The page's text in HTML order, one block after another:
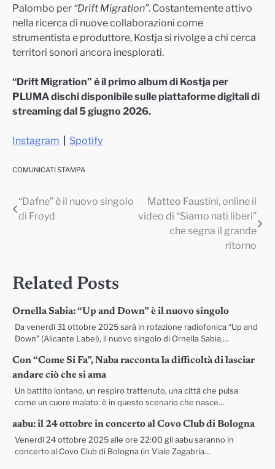
Palombo per “Drift Migration”. Costantemente attivo
nella ricerca di nuove collaborazioni come
strumentista e produttore, Kostja si rivolge a chi cerca
territori sonori ancora inesplorati.
“Drift Migration” è il primo album di Kostja per
PLUMA dischi disponibile sulle piattaforme digitali di
streaming dal 5 giugno 2026.
Instagram | Spotify
COMUNICATI STAMPA
Navigazione
“Dafne” è il nuovo singolo
di Froyd
Matteo Faustini, online il
video di “Siamo nati liberi”
che segna il grande
ritorno
Related Posts
Ornella Sabia: “Up and Down” è il nuovo singolo
Da venerdì 31 ottobre 2025 sarà in rotazione radiofonica “Up and
Down” (Alicante Label), il nuovo singolo di Ornella Sabia,…
Con “Come Si Fa”, Naba racconta la difficoltà di lasciar
andare ciò che si ama
Un battito lontano, un respiro trattenuto, una città che pulsa
come un cuore malato: è in questo scenario che nasce…
aabu: il 24 ottobre in concerto al Covo Club di Bologna
Venerdì 24 ottobre 2025 alle ore 22:00 gli aabu saranno in
concerto al Covo Club di Bologna (in Viale Zagabria…